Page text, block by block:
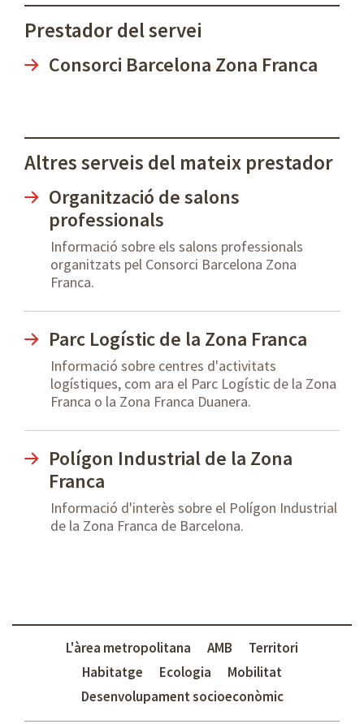
Prestador del servei
Consorci Barcelona Zona Franca
Altres serveis del mateix prestador
Organització de salons
professionals
Informació sobre els salons professionals
organitzats pel Consorci Barcelona Zona
Franca.
Parc Logístic de la Zona Franca
Informació sobre centres d'activitats
logístiques, com ara el Parc Logístic de la Zona
Franca o la Zona Franca Duanera.
Polígon Industrial de la Zona
Franca
Informació d'interès sobre el Polígon Industrial
de la Zona Franca de Barcelona.
L'àrea metropolitana AMB
Territori
Habitatge
Ecologia
Mobilitat
Desenvolupament socioeconòmic